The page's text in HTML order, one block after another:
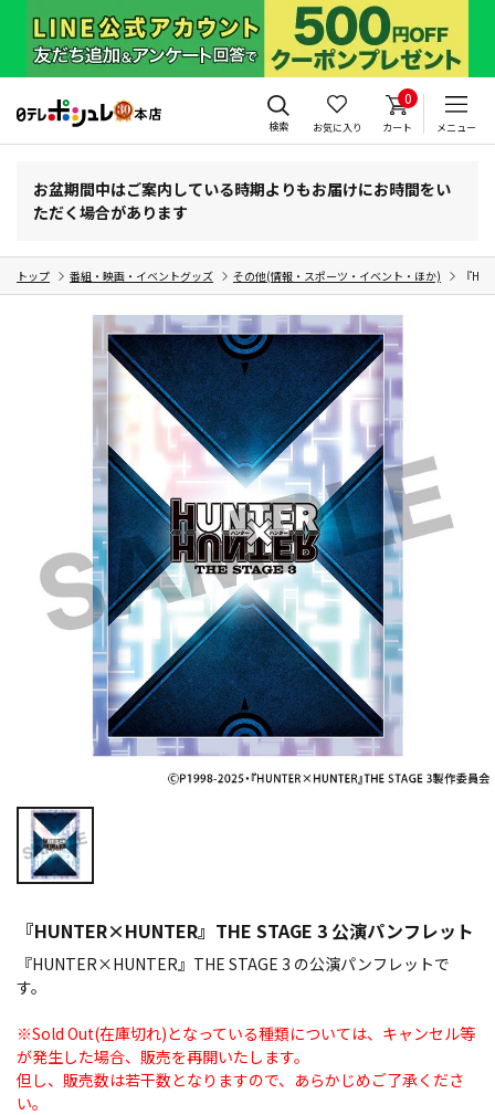
検索 お気に入り
0
カート メニュー
お盆期間中はご案内している時期よりもお届けにお時間をい
ただく場合があります
トップ 番組・映画・イベントグッズ その他(情報・スポーツ・イベント・ほか) 『
『HUNTER×HUNTER』THE STAGE 3 公演パンフレット
『HUNTER×HUNTER』THE STAGE 3 の公演パンフレットで
す。
※Sold Out(在庫切れ)となっている種類については、キャンセル等
が発生した場合、販売を再開いたします。
但し、販売数は若干数となりますので、あらかじめご了承くださ
い。